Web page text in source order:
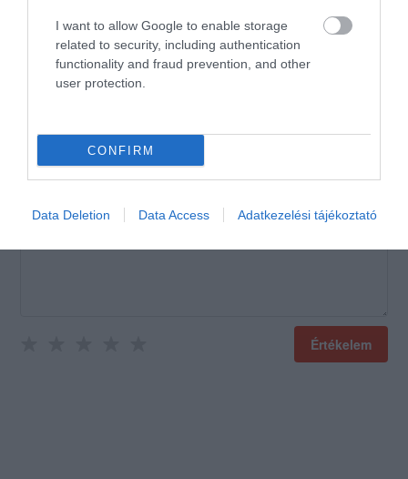
I want to allow Google to enable storage
related to security, including authentication
functionality and fraud prevention, and other
user protection.
CONFIRM
Data Deletion Data Access Adatkezelési tájékoztató
hétvégére. -Sanci
Értékeld Te is!
Értékelem